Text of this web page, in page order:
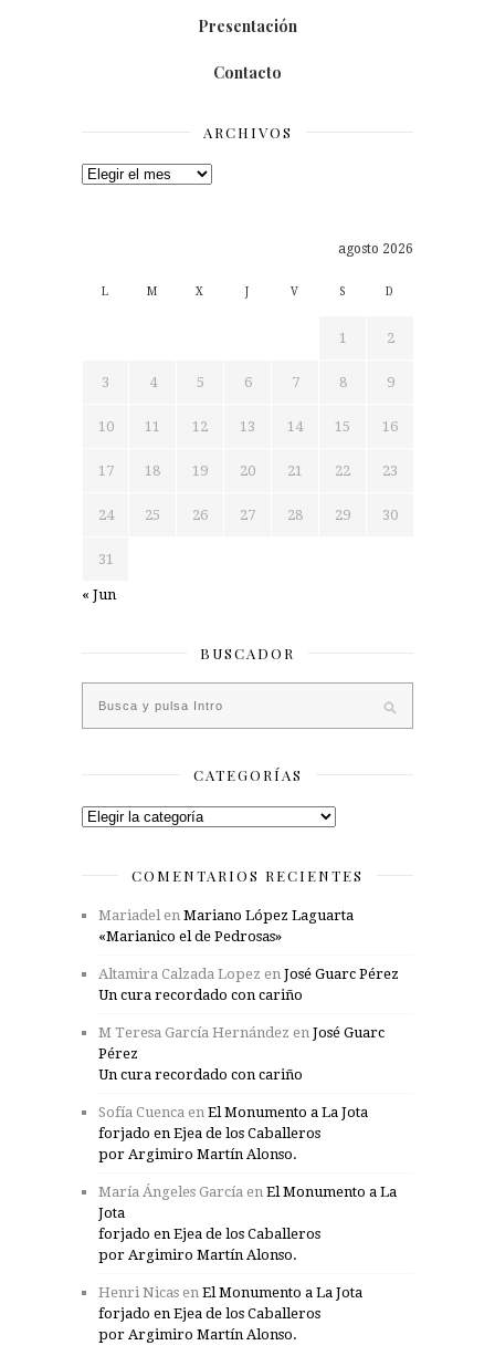
Presentación
Contacto
ARCHIVOS
Archivos
agosto 2026
L M X J V S D
1 2
3 4 5 6 7 8 9
10 11 12 13 14 15 16
17 18 19 20 21 22 23
24 25 26 27 28 29 30
31
« Jun
BUSCADOR
CATEGORÍAS
Categorías
COMENTARIOS RECIENTES
Mariadel en Mariano López Laguarta
«Marianico el de Pedrosas»
Altamira Calzada Lopez en José Guarc Pérez
Un cura recordado con cariño
M Teresa García Hernández en José Guarc
Pérez
Un cura recordado con cariño
Sofía Cuenca en El Monumento a La Jota
forjado en Ejea de los Caballeros
por Argimiro Martín Alonso.
María Ángeles García en El Monumento a La
Jota
forjado en Ejea de los Caballeros
por Argimiro Martín Alonso.
Henri Nicas en El Monumento a La Jota
forjado en Ejea de los Caballeros
por Argimiro Martín Alonso.